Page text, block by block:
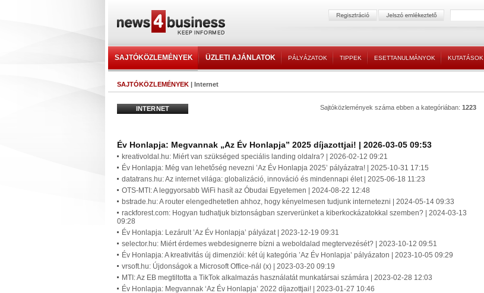
SAJTÓKÖZLEMÉNYEK ÜZLETI AJÁNLATOK PÁLYÁZATOK TIPPEK ESETTANULMÁNYOK KUTATÁSOK
SAJTÓKÖZLEMÉNYEK | Internet
INTERNET Sajtóközlemények száma ebben a kategóriában: 1223
Év Honlapja: Megvannak „Az Év Honlapja” 2025 díjazottjai! | 2026-03-05 09:53
kreativoldal.hu: Miért van szükséged speciális landing oldalra? | 2026-02-12 09:21
Év Honlapja: Még van lehetőség nevezni ’Az Év Honlapja 2025’ pályázatra! | 2025-10-31 17:15
datatrans.hu: Az internet világa: globalizáció, innováció és mindennapi élet | 2025-06-18 11:23
OTS-MTI: A leggyorsabb WiFi hasít az Óbudai Egyetemen | 2024-08-22 12:48
bstrade.hu: A router elengedhetetlen ahhoz, hogy kényelmesen tudjunk internetezni | 2024-05-14 09:33
rackforest.com: Hogyan tudhatjuk biztonságban szerverünket a kiberkockázatokkal szemben? | 2024-03-13
09:28
Év Honlapja: Lezárult ’Az Év Honlapja’ pályázat | 2023-12-19 09:31
selector.hu: Miért érdemes webdesignerre bízni a weboldalad megtervezését? | 2023-10-12 09:51
Év Honlapja: A kreativitás új dimenziói: két új kategória ’Az Év Honlapja’ pályázaton | 2023-10-05 09:29
vrsoft.hu: Újdonságok a Microsoft Office-nál (x) | 2023-03-20 09:19
MTI: Az EB megtiltotta a TikTok alkalmazás használatát munkatársai számára | 2023-02-28 12:03
Év Honlapja: Megvannak ‘Az Év Honlapja’ 2022 díjazottjai! | 2023-01-27 10:46